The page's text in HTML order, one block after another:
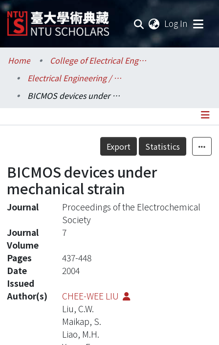
Log In
Communities & Collections
Research Outputs
Statistics
Home
College of Electrical Engineering and Computer Science / 電機資訊學院
Electrical Engineering / 電機工程學系
BICMOS devices under mechanical strain
Details
Export Statistics
BICMOS devices under
mechanical strain
Journal
Proceedings of the Electrochemical
Society
Journal
Volume
7
Pages
437-448
Date
Issued
2004
Author(s)
CHEE-WEE LIU
Liu, C.W.
Maikap, S.
Liao, M.H.